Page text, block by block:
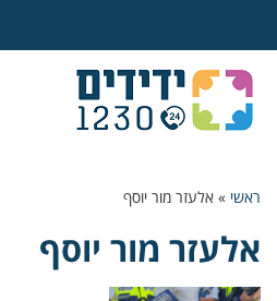
ראשי » אלעזר מור יוסף
אלעזר מור יוסף